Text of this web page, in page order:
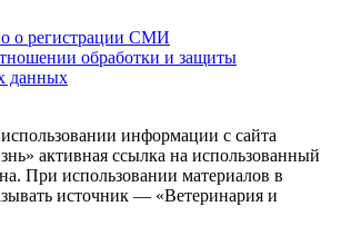
о регистрации СМИ
обработки и защиты
данных
информации с сайта
активная ссылка на использованный
При использовании материалов в
источник — «Ветеринария и